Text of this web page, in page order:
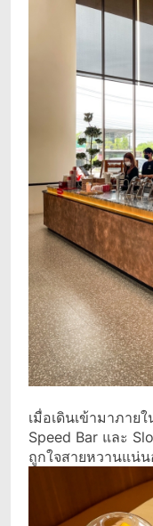
เมื่อเดินเข้ามาภาย
Speed Bar และ
ถูกใจสายหวานแน่